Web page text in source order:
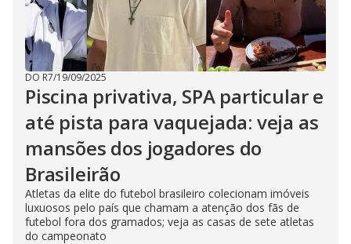
DO R7/19/09/2025
Piscina privativa, SPA particular e
até pista para vaquejada: veja as
mansões dos jogadores do
Brasileirão
Atletas da elite do futebol brasileiro colecionam imóveis
luxuosos pelo país que chamam a atenção dos fãs de
futebol fora dos gramados; veja as casas de sete atletas
do campeonato